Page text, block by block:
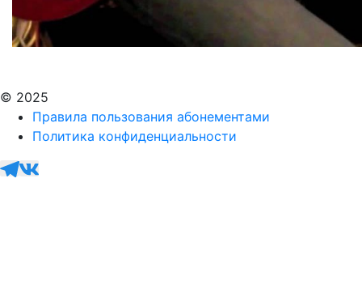
© 2025
Правила пользования абонементами
Политика конфиденциальности